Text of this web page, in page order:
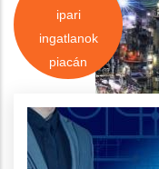
ipari
ingatlanok
piacán